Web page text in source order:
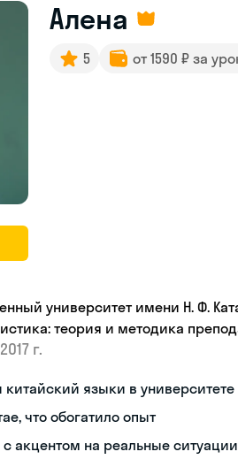
Алена
5 от 1590 ₽ за
университет имени Н. Ф.
теория и методика
2017 г.
китайский языки в университете
что обогатило опыт
акцентом на реальные ситуации